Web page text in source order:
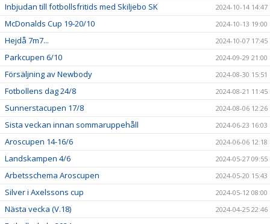
Inbjudan till fotbollsfritids med Skiljebo SK 2024-10-14 14:47
McDonalds Cup 19-20/10 2024-10-13 19:00
Hejdå 7m7... 2024-10-07 17:45
Parkcupen 6/10 2024-09-29 21:00
Försäljning av Newbody 2024-08-30 15:51
Fotbollens dag 24/8 2024-08-21 11:45
Sunnerstacupen 17/8 2024-08-06 12:26
Sista veckan innan sommaruppehåll 2024-06-23 16:03
Aroscupen 14-16/6 2024-06-06 12:18
Landskampen 4/6 2024-05-27 09:55
Arbetsschema Aroscupen 2024-05-20 15:43
Silver i Axelssons cup 2024-05-12 08:00
Nästa vecka (V.18) 2024-04-25 22:46